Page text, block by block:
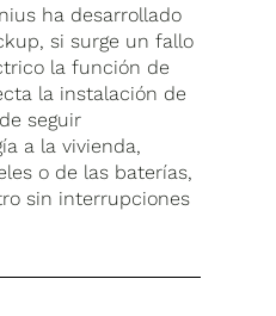
ha desarrollado
si surge un fallo
la función de
la instalación de
seguir
a la vivienda,
o de las baterías,
sin interrupciones